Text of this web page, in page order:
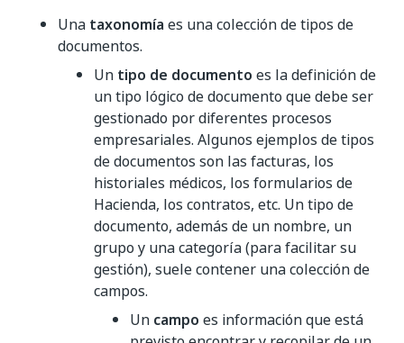
Una taxonomía es una colección de tipos de
documentos.
Un tipo de documento es la definición de
un tipo lógico de documento que debe ser
gestionado por diferentes procesos
empresariales. Algunos ejemplos de tipos
de documentos son las facturas, los
historiales médicos, los formularios de
Hacienda, los contratos, etc. Un tipo de
documento, además de un nombre, un
grupo y una categoría (para facilitar su
gestión), suele contener una colección de
campos.
Un campo es información que está